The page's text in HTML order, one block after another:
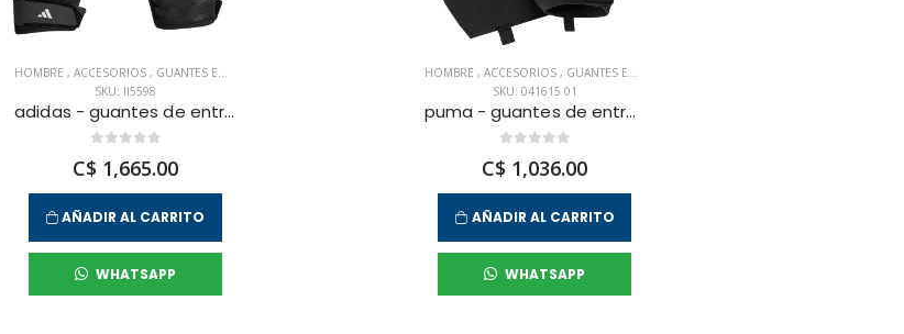
HOMBRE,ACCESORIOS, GUANTES ENTRENAMIENTO
SKU: II5598
adidas - guantes de entrenamiento glove para hombre
C$ 1,665.00
AÑADIR AL CARRITO
WHATSAPP
HOMBRE , ACCESORIOS , GUANTES ENTRENAMIENTO
SKU: 041615 01
puma - guantes de entrenamiento teamgoal shoe bag para hombre
C$ 1,036.00
AÑADIR AL CARRITO
WHATSAPP